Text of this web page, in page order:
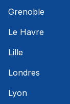
Grenoble
Le Havre
Lille
Londres
Lyon